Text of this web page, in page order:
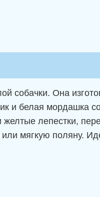
собачки. Она
и белая мордашка
лепестки,
мягкую поляну.